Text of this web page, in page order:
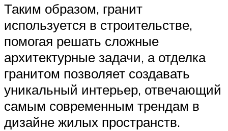
Таким образом, гранит
используется в строительстве,
помогая решать сложные
архитектурные задачи, а отделка
гранитом позволяет создавать
уникальный интерьер, отвечающий
самым современным трендам в
дизайне жилых пространств.